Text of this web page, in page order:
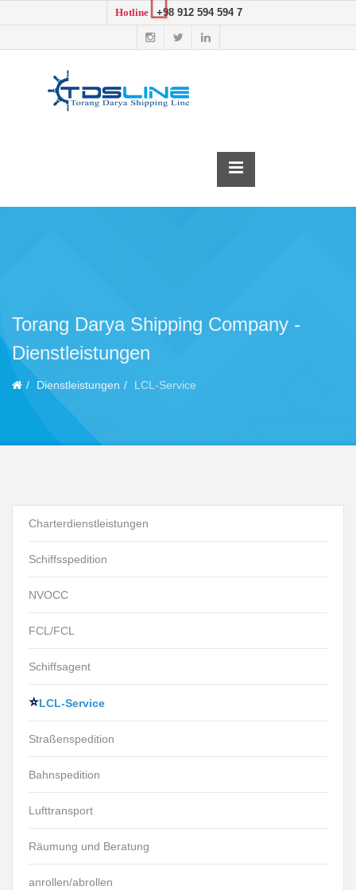
Hotline +98 912 594 594 7
Torang Darya Shipping Company -
Dienstleistungen
Dienstleistungen LCL-Service
Charterdienstleistungen
Schiffsspedition
NVOCC
FCL/FCL
Schiffsagent
LCL-Service
Straßenspedition
Bahnspedition
Lufttransport
Räumung und Beratung
anrollen/abrollen